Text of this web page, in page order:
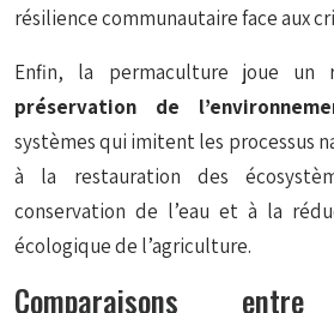
résilience communautaire face aux
Enfin, la permaculture joue un
préservation de
systèmes qui imitent les processus
à la restauration des
conservation de l’eau et à la
écologique de l’agriculture.
Comparaisons entre